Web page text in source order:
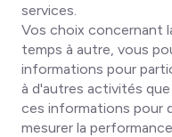
services.
Vos choix concernant
temps à autre, vous
informations pour
à d'autres activités
ces informations pour
mesurer la